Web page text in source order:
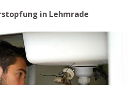
in Lehmrade